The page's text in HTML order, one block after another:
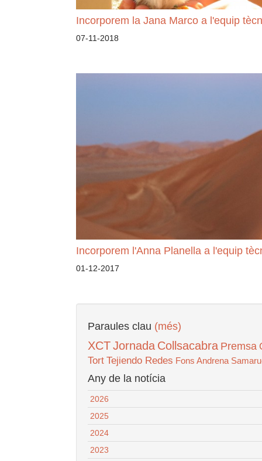
Incorporem la Jana Marco a l'equip
07-11-2018
Incorporem l'Anna Planella a l'equip
01-12-2017
Paraules clau (més)
XCTJornada Collsacabra Premsa
Tort Tejiendo Redes Fons Andrena
Any de la notícia
2026
2025
2024
2023